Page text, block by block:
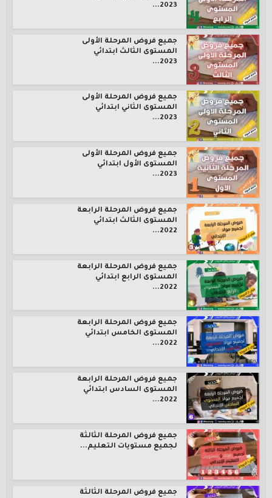
2023...
جميع فروض المرحلة الأولى
المستوى الثالث ابتدائي
2023...
جميع فروض المرحلة الأولى
المستوى الثاني ابتدائي
2023...
جميع فروض المرحلة الأولى
المستوى الأول ابتدائي
2023...
جميع فروض المرحلة الرابعة
المستوى الثالث ابتدائي
2022...
جميع فروض المرحلة الرابعة
المستوى الرابع ابتدائي
2022...
جميع فروض المرحلة الرابعة
المستوى الخامس ابتدائي
2022...
جميع فروض المرحلة الرابعة
المستوى السادس ابتدائي
2022...
جميع فروض المرحلة الثالثة
لجميع مستويات التعليم...
جميع فروض المرحلة الثالثة